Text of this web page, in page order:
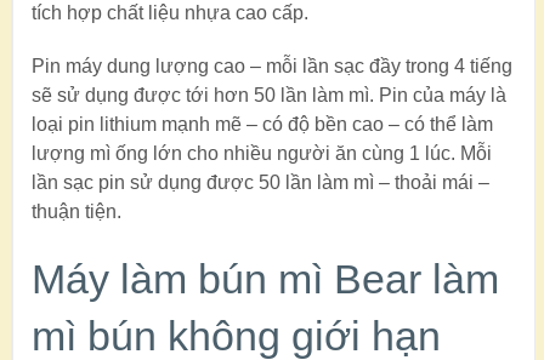
tích hợp chất liệu nhựa cao cấp.
Pin máy dung lượng cao – mỗi lần sạc đầy trong 4 tiếng
sẽ sử dụng được tới hơn 50 lần làm mì. Pin của máy là
loại pin lithium mạnh mẽ – có độ bền cao – có thể làm
lượng mì ống lớn cho nhiều người ăn cùng 1 lúc. Mỗi
lần sạc pin sử dụng được 50 lần làm mì – thoải mái –
thuận tiện.
Máy làm bún mì Bear làm
mì bún không giới hạn